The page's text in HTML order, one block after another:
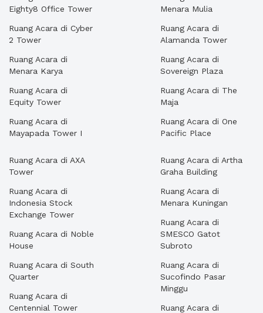
Eighty8 Office Tower
Ruang Acara di Cyber
2 Tower
Ruang Acara di
Menara Karya
Ruang Acara di
Equity Tower
Ruang Acara di
Mayapada Tower I
Menara Mulia
Ruang Acara di
Alamanda Tower
Ruang Acara di
Sovereign Plaza
Ruang Acara di The
Maja
Ruang Acara di One
Pacific Place
Ruang Acara di AXA
Tower
Ruang Acara di
Indonesia Stock
Exchange Tower
Ruang Acara di Noble
House
Ruang Acara di South
Quarter
Ruang Acara di
Centennial Tower
Ruang Acara di Artha
Graha Building
Ruang Acara di
Menara Kuningan
Ruang Acara di
SMESCO Gatot
Subroto
Ruang Acara di
Sucofindo Pasar
Minggu
Ruang Acara di